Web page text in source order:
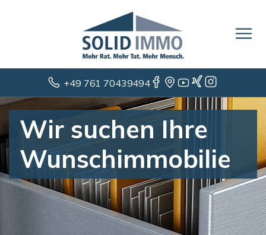
+49 761 70439494
Wir suchen Ihre
Wunschimmobilie